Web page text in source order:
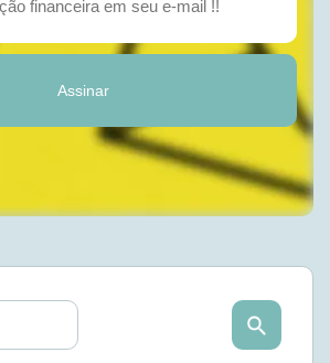
Assinar